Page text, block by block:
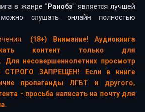
в жанре " Ранобэ" является лучшей
слушать онлайн полностью
(18+) Внимание! Аудиокнига
контент только для
Для несовершеннолетних просмотр
СТРОГО ЗАПРЕЩЕН! Если в книге
пропаганды ЛГБТ и другого,
- просьба написать на почту для